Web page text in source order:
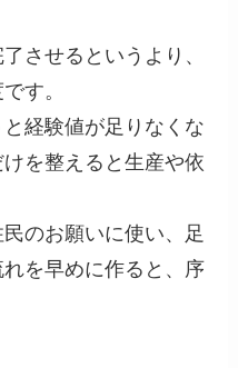
させるというより、
す。
経験値が足りなくな
を整えると生産や依
のお願いに使い、足
を早めに作ると、序